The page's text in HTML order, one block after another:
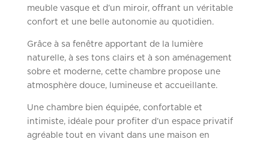
meuble vasque et d’un miroir, offrant un véritable
confort et une belle autonomie au quotidien.
Grâce à sa fenêtre apportant de la lumière
naturelle, à ses tons clairs et à son aménagement
sobre et moderne, cette chambre propose une
atmosphère douce, lumineuse et accueillante.
Une chambre bien équipée, confortable et
intimiste, idéale pour profiter d’un espace privatif
agréable tout en vivant dans une maison en